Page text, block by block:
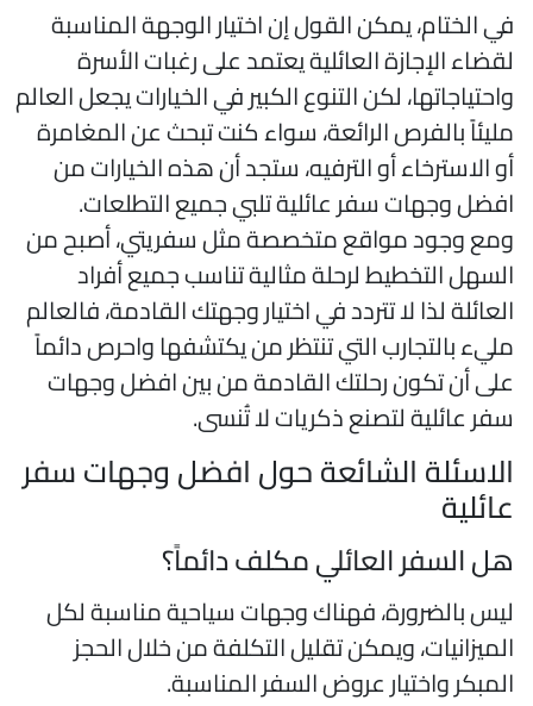
الختام، يمكن القول إن اختيار الوجهة المناسبة
الإجازة العائلية يعتمد على رغبات الأسرة
لكن التنوع الكبير في الخيارات يجعل العالم
بالفرص الرائعة، سواء كنت تبحث عن المغامرة
الاسترخاء أو الترفيه، ستجد أن هذه الخيارات من
وجهات سفر عائلية تلبي جميع التطلعات.
وجود مواقع متخصصة مثل سفريتي، أصبح من
التخطيط لرحلة مثالية تناسب جميع أفراد
لذا لا تتردد في اختيار وجهتك القادمة، فالعالم
بالتجارب التي تنتظر من يكتشفها واحرص دائماً
أن تكون رحلتك القادمة من بين افضل وجهات
عائلية لتصنع ذكريات لا تُنسى.
الشائعة حول افضل وجهات سفر
السفر العائلي مكلف دائماً؟
بالضرورة، فهناك وجهات سياحية مناسبة لكل
ويمكن تقليل التكلفة من خلال الحجز
واختيار عروض السفر المناسبة.